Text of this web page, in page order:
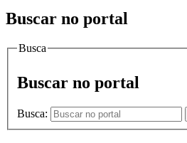
Buscar no portal
Busca
Buscar no portal
Busca: